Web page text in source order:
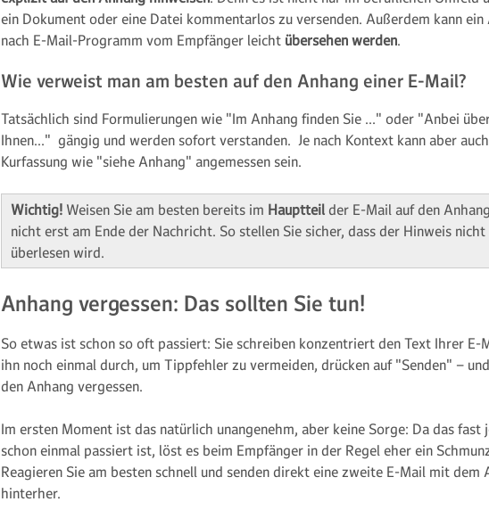
ein Dokument oder eine Datei kommentarlos zu versenden. Außerdem kann ein
nach E-Mail-Programm vom Empfänger leicht übersehen werden.
Wie verweist man am besten auf den Anhang einer E-Mail?
Tatsächlich sind Formulierungen wie "Im Anhang finden Sie …" oder "Anbei
Ihnen…" gängig und werden sofort verstanden. Je nach Kontext kann aber
Kurfassung wie "siehe Anhang" angemessen sein.
Wichtig! Weisen Sie am besten bereits im Hauptteil der E-Mail auf den
nicht erst am Ende der Nachricht. So stellen Sie sicher, dass der Hinweis nicht
überlesen wird.
Anhang vergessen: Das sollten Sie tun!
So etwas ist schon so oft passiert: Sie schreiben konzentriert den Text Ihrer E-
ihn noch einmal durch, um Tippfehler zu vermeiden, drücken auf "Senden" –
den Anhang vergessen.
Im ersten Moment ist das natürlich unangenehm, aber keine Sorge: Da das fast
schon einmal passiert ist, löst es beim Empfänger in der Regel eher ein
Reagieren Sie am besten schnell und senden direkt eine zweite E-Mail mit dem
hinterher.